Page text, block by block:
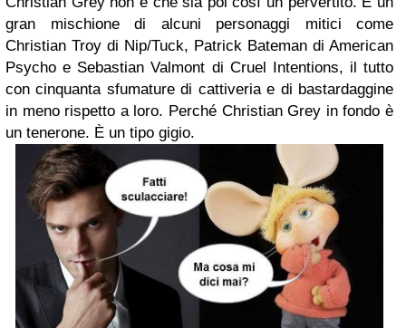
gran mischione di alcuni personaggi mitici come
Christian Troy di Nip/Tuck, Patrick Bateman di American
Psycho e Sebastian Valmont di Cruel Intentions, il tutto
con cinquanta sfumature di cattiveria e di bastardaggine
in meno rispetto a loro. Perché Christian Grey in fondo è
un tenerone. È un tipo gigio.